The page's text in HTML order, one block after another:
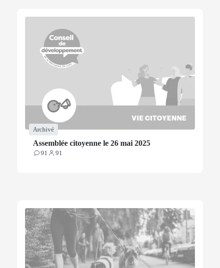
Archivé
Assemblée citoyenne le 26 mai 2025
91
Contributions
91
Participants